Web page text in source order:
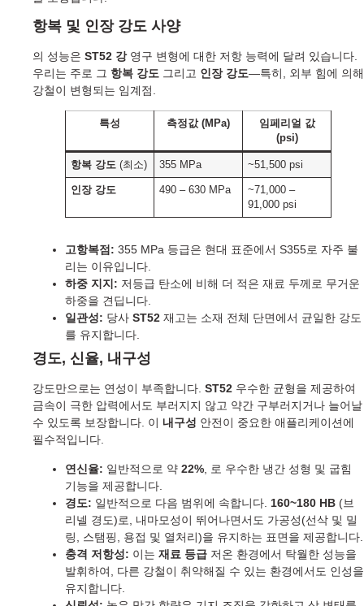
항복 및 인장 강도 사양
의 성능은 ST52 강영구 변형에 대한 저항 능력에 달려 있습니다.
우리는 주로 그 항복 강도 그리고 인장 강도—특히, 외부 힘에 의해
강철이 변형되는 임계점.
특성 측정값 (MPa)
임페리얼 값
(psi)
항복 강도 (최소) 355 MPa ~51,500 psi
인장 강도 490 – 630 MPa
~71,000 –
91,000 psi
고항복점: 355 MPa 등급은 현대 표준에서 S355로 자주 불
리는 이유입니다.
하중 지지: 저등급 탄소에 비해 더 적은 재료 두께로 무거운
하중을 견딥니다.
일관성: 당사 ST52 재고는 소재 전체 단면에서 균일한 강도
를 유지합니다.
경도, 신율, 내구성
강도만으로는 연성이 부족합니다. ST52 우수한 균형을 제공하여
금속이 극한 압력에서도 부러지지 않고 약간 구부러지거나 늘어날
수 있도록 보장합니다. 이 내구성 안전이 중요한 애플리케이션에
필수적입니다.
연신율: 일반적으로 약 22% , 로 우수한 냉간 성형 및 굽힘
기능을 제공합니다.
경도: 일반적으로 다음 범위에 속합니다. 160~180 HB (브
리넬 경도)로, 내마모성이 뛰어나면서도 가공성(선삭 및 밀
링, 스탬핑, 용접 및 열처리)을 유지하는 표면을 제공합니다.
충격 저항성: 이는 재료 등급 저온 환경에서 탁월한 성능을
발휘하여, 다른 강철이 취약해질 수 있는 환경에서도 인성을
유지합니다.